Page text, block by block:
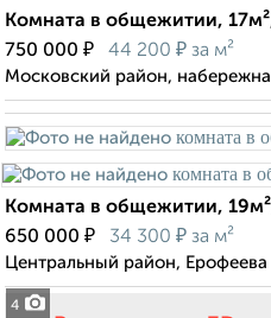
Комната в общежитии,
750 000 ₽ 44 200 ₽ за м²
Московский район,
4
Комната в общежитии,
650 000 ₽ 34 300 ₽ за м²
Центральный район, Ерофеева